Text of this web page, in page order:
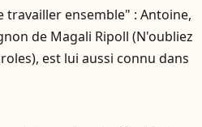
travailler ensemble" : Antoine,
de Magali Ripoll (N'oubliez
est lui aussi connu dans